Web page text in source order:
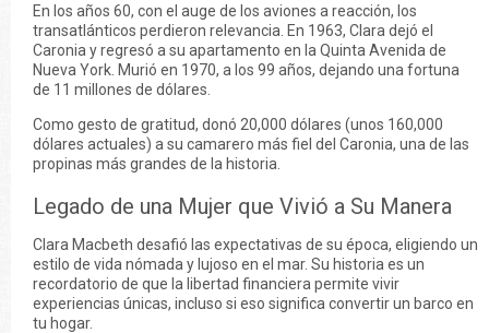
En los años 60, con el auge de los aviones a reacción, los
transatlánticos perdieron relevancia. En 1963, Clara dejó el
Caronia y regresó a su apartamento en la Quinta Avenida de
Nueva York. Murió en 1970, a los 99 años, dejando una fortuna
de 11 millones de dólares.
Como gesto de gratitud, donó 20,000 dólares (unos 160,000
dólares actuales) a su camarero más fiel del Caronia, una de las
propinas más grandes de la historia.
Legado de una Mujer que Vivió a Su Manera
Clara Macbeth desafió las expectativas de su época, eligiendo un
estilo de vida nómada y lujoso en el mar. Su historia es un
recordatorio de que la libertad financiera permite vivir
experiencias únicas, incluso si eso significa convertir un barco en
tu hogar.